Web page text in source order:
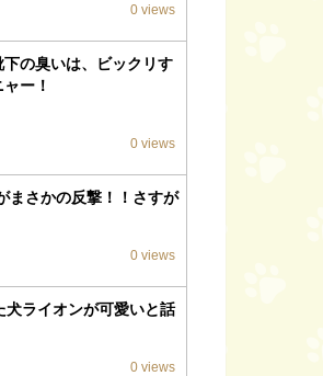
0 views
の臭いは、ビックリす
ー！
0 views
まさかの反撃！！さすが
0 views
ライオンが可愛いと話
0 views